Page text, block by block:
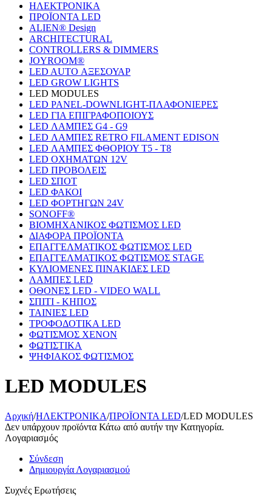
ΗΛΕΚΤΡΟΝΙΚΑ
ΠΡΟΪΟΝΤΑ LED
ALIEN® Design
ARCHITECTURAL
CONTROLLERS & DIMMERS
JOYROOM®
LED AUTO ΑΞΕΣΟΥΑΡ
LED GROW LIGHTS
LED MODULES
LED PANEL-DOWNLIGHT-ΠΛΑΦΟΝΙΕΡΕΣ
LED ΓΙΑ ΕΠΙΓΡΑΦΟΠΟΙΟΥΣ
LED ΛΑΜΠΕΣ G4 - G9
LED ΛΑΜΠΕΣ RETRO FILAMENT EDISON
LED ΛΑΜΠΕΣ ΦΘΟΡΙΟΥ T5 - T8
LED ΟΧΗΜΑΤΩΝ 12V
LED ΠΡΟΒΟΛΕΙΣ
LED ΣΠΟΤ
LED ΦΑΚΟΙ
LED ΦΟΡΤΗΓΩΝ 24V
SONOFF®
ΒΙΟΜΗΧΑΝΙΚΟΣ ΦΩΤΙΣΜΟΣ LED
ΔΙΑΦΟΡΑ ΠΡΟΪΟΝΤΑ
ΕΠΑΓΓΕΛΜΑΤΙΚΟΣ ΦΩΤΙΣΜΟΣ LED
ΕΠΑΓΓΕΛΜΑΤΙΚΟΣ ΦΩΤΙΣΜΟΣ STAGE
ΚΥΛΙΟΜΕΝΕΣ ΠΙΝΑΚΙΔΕΣ LED
ΛΑΜΠΕΣ LED
ΟΘΟΝΕΣ LED - VIDEO WALL
ΣΠΙΤΙ - ΚΗΠΟΣ
ΤΑΙΝΙΕΣ LED
ΤΡΟΦΟΔΟΤΙΚΑ LED
ΦΩΤΙΣΜΟΣ XENON
ΦΩΤΙΣΤΙΚΑ
ΨΗΦΙΑΚΟΣ ΦΩΤΙΣΜΟΣ
LED MODULES
Αρχική/ΗΛΕΚΤΡΟΝΙΚΑ/ΠΡΟΪΟΝΤΑ LED/LED MODULES
Δεν υπάρχουν προϊόντα Κάτω από αυτήν την Κατηγορία.
Λογαριασμός
Σύνδεση
Δημιουργία Λογαριασμού
Συχνές Ερωτήσεις